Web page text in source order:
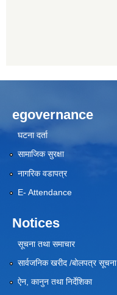
egovernance
घटना दर्ता
सामाजिक सुरक्षा
नागरिक वडापत्र
E- Attendance
Notices
सूचना तथा समाचार
सार्वजनिक खरीद /बोलपत्र सूचना
ऐन, कानुन तथा निर्देशिका